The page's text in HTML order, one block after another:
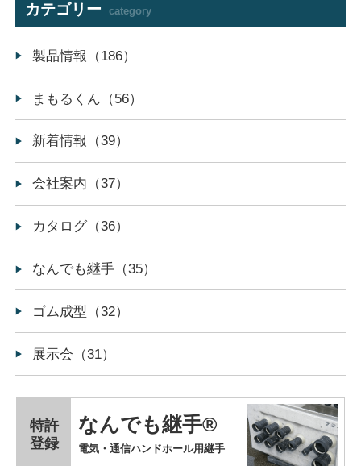
カテゴリー category
製品情報（186）
まもるくん（56）
新着情報（39）
会社案内（37）
カタログ（36）
なんでも継手（35）
ゴム成型（32）
展示会（31）
なんでも継手®
特許
登録
電気・通信ハンドホール用継手